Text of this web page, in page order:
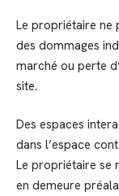
Le propriétaire ne
des dommages
marché ou perte
site.
Des espaces
dans l’espace
Le propriétaire se
en demeure